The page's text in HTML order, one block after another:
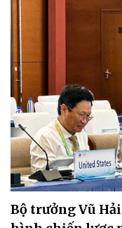
Bộ trưởng Vũ